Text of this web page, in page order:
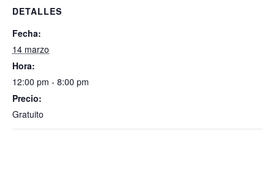
DETALLES
Fecha:
14 marzo
Hora:
12:00 pm - 8:00 pm
Precio:
Gratuito